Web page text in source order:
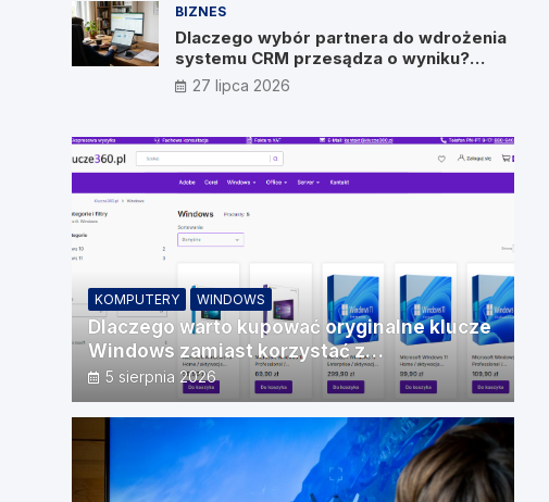
BIZNES
Dlaczego wybór partnera do wdrożenia
systemu CRM przesądza o wyniku?
Wywiad z Pawłem Prymakowskim, CEO
IT Vision
27 lipca 2026
KOMPUTERY WINDOWS
Dlaczego warto kupować oryginalne klucze
Windows zamiast korzystać z
nieautoryzowanych źródeł?
5 sierpnia 2026